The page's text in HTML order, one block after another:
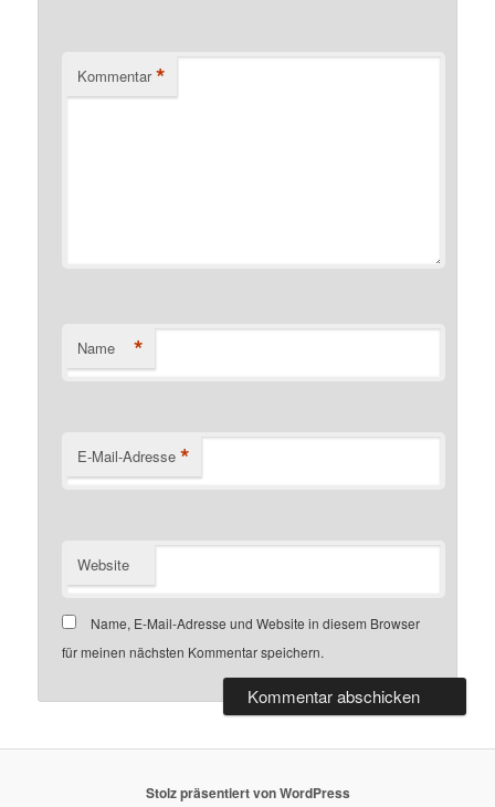
Kommentar *
Name *
E-Mail-Adresse *
Website
Name, E-Mail-Adresse und Website in diesem Browser
für meinen nächsten Kommentar speichern.
Stolz präsentiert von WordPress